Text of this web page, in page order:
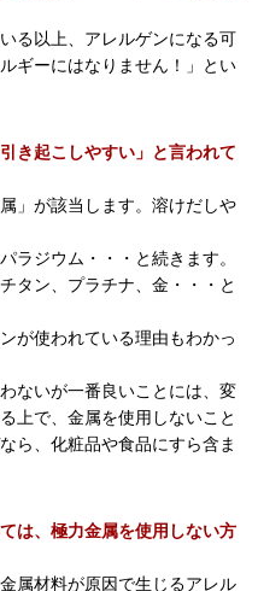
る以上、アレルゲンになる可
ギーにはなりません！」とい
き起こしやすい」と言われて
」が該当します。溶けだしや
ラジウム・・・と続きます。
タン、プラチナ、金・・・と
が使われている理由もわかっ
ないが一番良いことには、変
上で、金属を使用しないこと
ら、化粧品や食品にすら含ま
は、極力金属を使用しない方
属材料が原因で生じるアレル